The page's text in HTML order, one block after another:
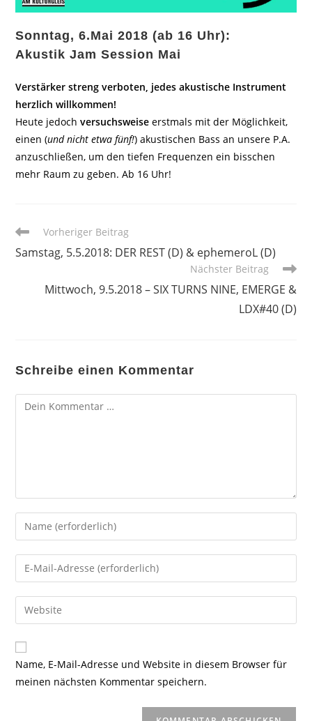
Sonntag, 6.Mai 2018 (ab 16 Uhr):
Akustik Jam Session Mai
Verstärker streng verboten, jedes akustische Instrument
herzlich willkommen!
Heute jedoch versuchsweise erstmals mit der Möglichkeit,
einen (und nicht etwa fünf!) akustischen Bass an unsere P.A.
anzuschließen, um den tiefen Frequenzen ein bisschen
mehr Raum zu geben. Ab 16 Uhr!
Weitere
ansehen
Vorheriger Beitrag
Samstag, 5.5.2018: DER REST (D) & ephemeroL (D)
Nächster Beitrag
Mittwoch, 9.5.2018 – SIX TURNS NINE, EMERGE &
LDX#40 (D)
Schreibe einen Kommentar
Kommentar
Gib
deinen
Namen
oder
zum
Kommentieren
ein
Gib
deine
E-
Mail-
zum
Kommentieren
ein
Gib
deine
Website-
URL
Name, E-Mail-Adresse und Website in diesem Browser für
meinen nächsten Kommentar speichern.